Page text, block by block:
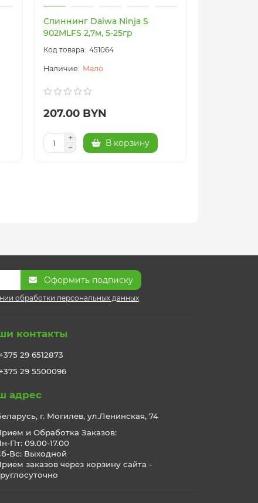
Спиннинг Daiwa Ninja S
902MLFS 2,7м, 5-25гр
451064
Мало
207.00 BYN
В корзину
Оформить подписку
обработки персональных данных
контакты
+375 29 6512873
+375 29 5500096
адрес
г. Могилев, ул.Ленинская, 74
и Обработка Заказов:
Пт: 09.00-17.00
Вс: Выходной
заказов через корзину сайта -